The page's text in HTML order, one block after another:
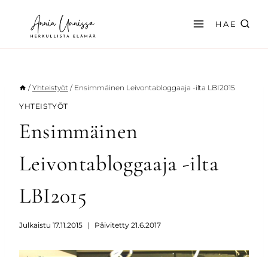
sisältöön
HAE
/ Yhteistyöt / Ensimmäinen Leivontabloggaaja -ilta LBI2015
YHTEISTYÖT
Ensimmäinen
Leivontabloggaaja -ilta
LBI2015
Julkaistu 17.11.2015 Päivitetty 21.6.2017